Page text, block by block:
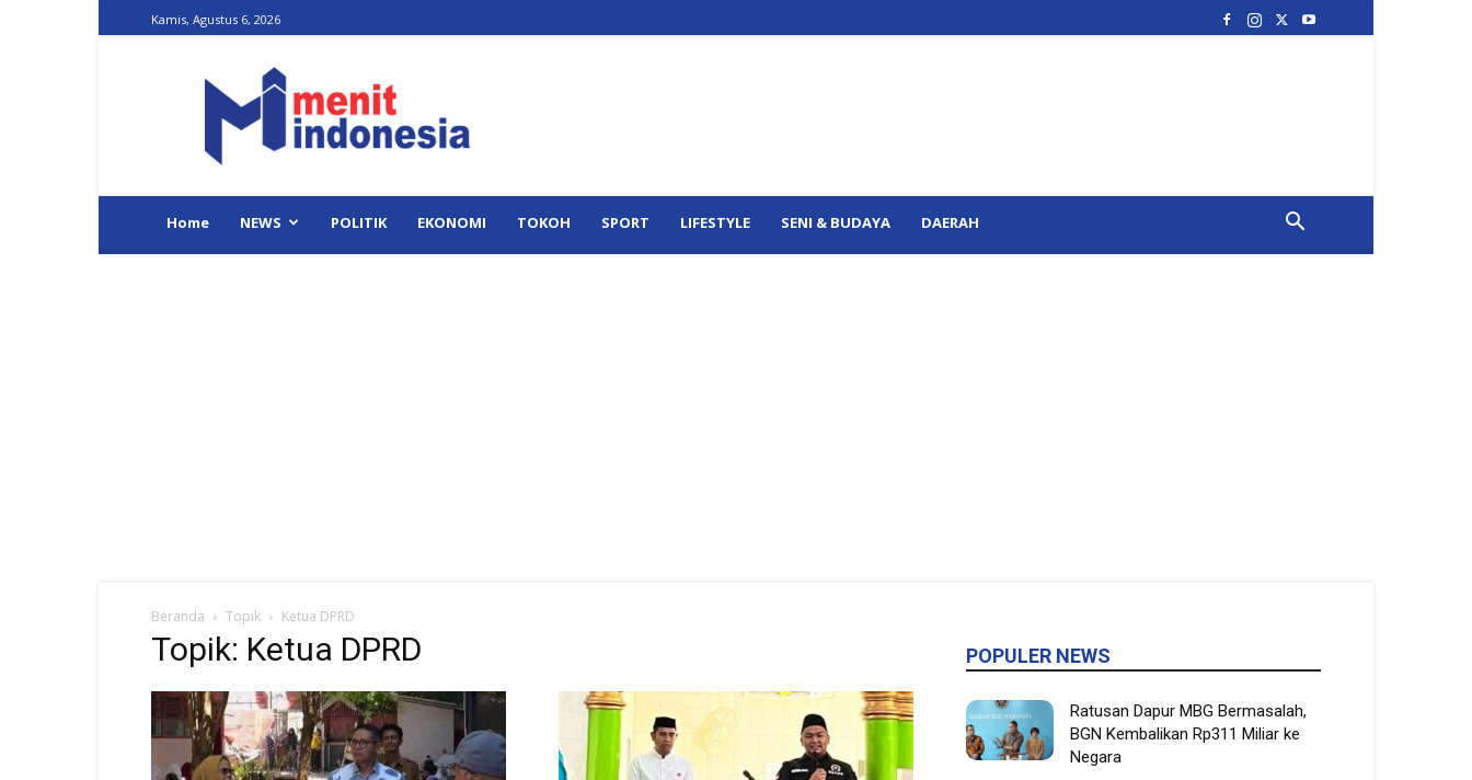
Kamis, Agustus 6, 2026
Indonesia
Home NEWS POLITIK EKONOMI TOKOH SPORT LIFESTYLE SENI & BUDAYA DAERAH
Beranda Topik Ketua DPRD
Topik: Ketua DPRD POPULER NEWS
Ratusan Dapur MBG Bermasalah,
BGN Kembalikan Rp311 Miliar ke
Negara